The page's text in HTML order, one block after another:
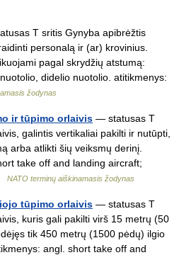
T sritis Gynyba apibrėžtis
personalą ir (ar) krovinius.
pagal skrydžių atstumą:
didelio nuotolio. atitikmenys:
žodynas
ir tūpimo orlaivis — statusas T
galintis vertikaliai pakilti ir nutūpti,
arba atlikti šių veiksmų derinį.
take off and landing aircraft;
NATO terminų aiškinamasis žodynas
tūpimo orlaivis — statusas T
kuris gali pakilti virš 15 metrų (50
tik 450 metrų (1500 pėdų) ilgio
angl. short take off and